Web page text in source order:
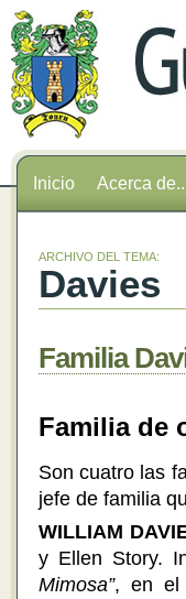
Inicio Acerca
ARCHIVO DEL TEMA:
Davies
Familia
Familia de
Son cuatro las
jefe de familia
WILLIAM
y Ellen Story.
Mimosa”, en el